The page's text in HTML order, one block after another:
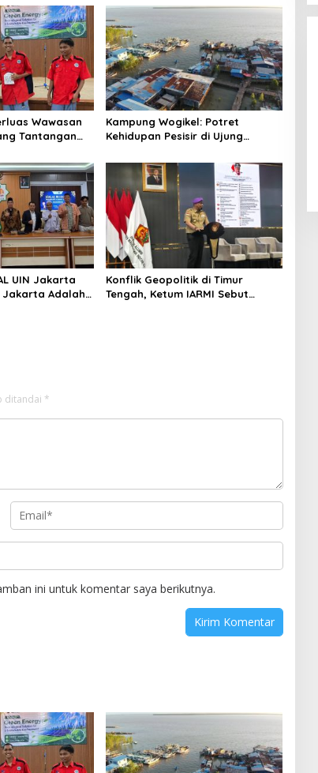
Wawasan
Kampung Wogikel: Potret
Kehidupan Pesisir di Ujung
Tengah Keterbatasan
UIN Jakarta
Jakarta Adalah
Konflik Geopolitik di Timur
Tengah, Ketum IARMI Sebut
ditandai *
ini untuk komentar saya berikutnya.